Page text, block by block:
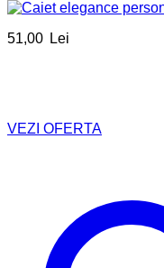
51,00 Lei
VEZI OFERTA